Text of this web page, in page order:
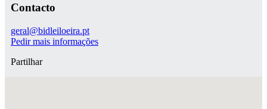
Contacto
geral@bidleiloeira.pt
Pedir mais informações
Partilhar